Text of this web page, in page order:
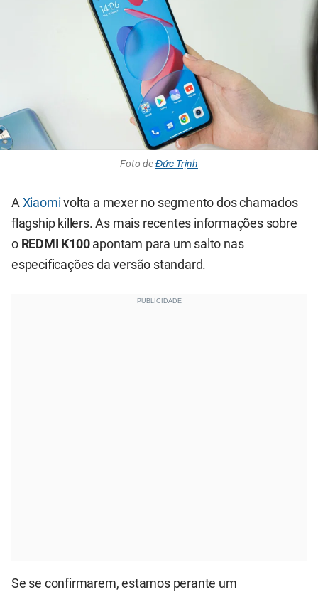
Foto deĐức Trịnh
A Xiaomi volta a mexer no segmento dos chamados
flagship killers. As mais recentes informações sobre
o REDMI K100apontam para um salto nas
especificações da versão standard.
Se se confirmarem, estamos perante um